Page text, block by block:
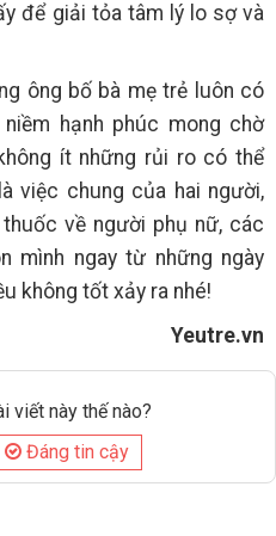
để giải tỏa tâm lý lo sợ và
ông bố bà mẹ trẻ luôn có
hạnh phúc mong chờ
ít những rủi ro có thể
việc chung của hai người,
về người phụ nữ, các
mình ngay từ những ngày
không tốt xảy ra nhé!
Yeutre.vn
viết này thế nào?
Đáng tin cậy